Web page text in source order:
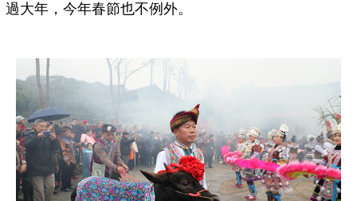
過大年，今年春節也不例外。